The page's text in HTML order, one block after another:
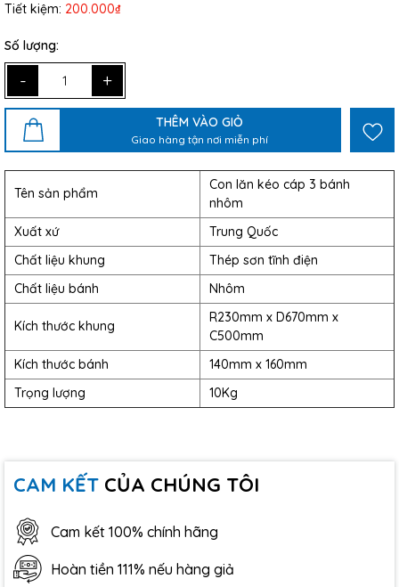
Tiết kiệm: 200.000₫
Số lượng:
- +
THÊM VÀO GIỎ
Giao hàng tận nơi miễn phí
Tên sản phẩm
Con lăn kéo cáp 3 bánh
nhôm
Xuất xứ
Trung Quốc
Chất liệu khung
Thép sơn tĩnh điện
Chất liệu bánh
Nhôm
Kích thước khung
R230mm x D670mm x
C500mm
Kích thước bánh
140mm x 160mm
Trọng lượng
10Kg
CAM KẾT CỦA CHÚNG TÔI
Cam kết 100% chính hãng
Hoàn tiền 111% nếu hàng giả